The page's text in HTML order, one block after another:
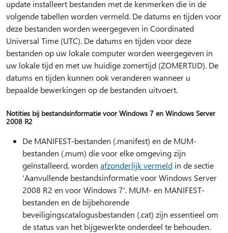
update installeert bestanden met de kenmerken die in de
volgende tabellen worden vermeld. De datums en tijden voor
deze bestanden worden weergegeven in Coordinated
Universal Time (UTC). De datums en tijden voor deze
bestanden op uw lokale computer worden weergegeven in
uw lokale tijd en met uw huidige zomertijd (ZOMERTIJD). De
datums en tijden kunnen ook veranderen wanneer u
bepaalde bewerkingen op de bestanden uitvoert.
Notities bij bestandsinformatie voor Windows 7 en Windows Server
2008 R2
De MANIFEST-bestanden (.manifest) en de MUM-
bestanden (.mum) die voor elke omgeving zijn
geïnstalleerd, worden afzonderlijk vermeld in de sectie
'Aanvullende bestandsinformatie voor Windows Server
2008 R2 en voor Windows 7'. MUM- en MANIFEST-
bestanden en de bijbehorende
beveiligingscatalogusbestanden (.cat) zijn essentieel om
de status van het bijgewerkte onderdeel te behouden.